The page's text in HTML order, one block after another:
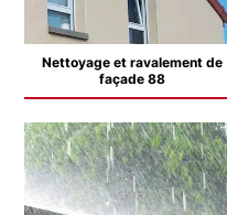
Nettoyage et ravalement de
façade 88